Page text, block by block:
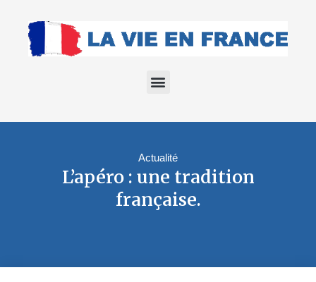
Actualité
L’apéro : une tradition
française.